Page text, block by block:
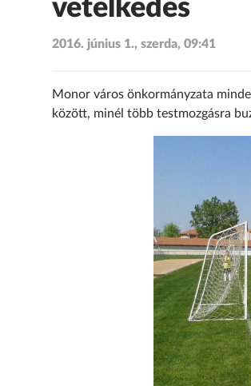
vetélkedés
2016. június 1., szerda, 09:41
Monor város önkormányzata
között, minél több testmozgásra